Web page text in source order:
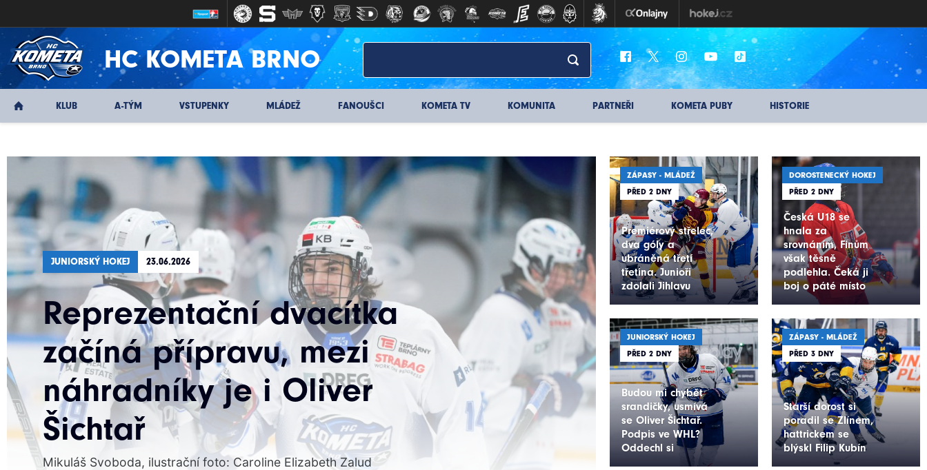
HC KOMETA BRNO
KLUB A-TÝM VSTUPENKY MLÁDEŽ FANOUŠCI KOMETA TV KOMUNITA PARTNEŘI KOMETA PUBY HISTORIE
JUNIORSKÝ HOKEJ 23.06.2026
Reprezentační dvacítka
začíná přípravu, mezi
náhradníky je i Oliver
Šichtař
Mikuláš Svoboda, ilustrační foto: Caroline Elizabeth Zalud
ZÁPASY - MLÁDEŽ
PŘED 2 DNY
Premiérový střelec,
dva góly a
ubráněná třetí
třetina. Junioři
zdolali Jihlavu
DOROSTENECKÝ HOKEJ
PŘED 2 DNY
Česká U18 se
hnala za
srovnáním, Finům
však těsně
podlehla. Čeká ji
boj o páté místo
JUNIORSKÝ HOKEJ
PŘED 2 DNY
Budou mi chybět
srandičky, usmívá
se Oliver Šichtař.
Podpis ve WHL?
Oddechl si
ZÁPASY - MLÁDEŽ
PŘED 3 DNY
Starší dorost si
poradil se Zlínem,
hattrickem se
blýskl Filip Kubín